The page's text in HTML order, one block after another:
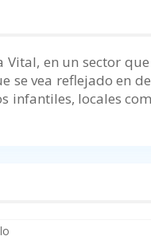
en un sector
vea reflejado en
infantiles, locales